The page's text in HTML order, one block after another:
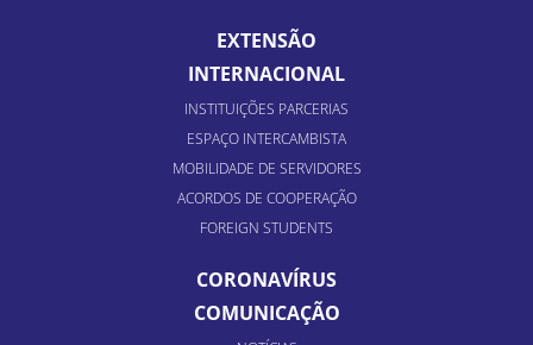
EXTENSÃO
INTERNACIONAL
INSTITUIÇÕES PARCERIAS
ESPAÇO INTERCAMBISTA
MOBILIDADE DE SERVIDORES
ACORDOS DE COOPERAÇÃO
FOREIGN STUDENTS
CORONAVÍRUS
COMUNICAÇÃO